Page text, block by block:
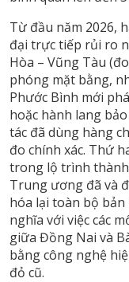
Từ đầu năm 2026,
đại trực tiếp rủi ro
Hòa – Vũng Tàu
phóng mặt bằng,
Phước Bình mới
hoặc hành lang
tác đã dùng hàng
đo chính xác. Thứ
trong lộ trình
Trung ương đã và
hóa lại toàn bộ
nghĩa với việc các
giữa Đồng Nai và
bằng công nghệ
đỏ cũ.